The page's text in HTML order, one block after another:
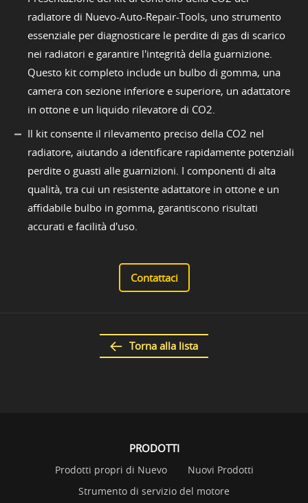
radiatore di Nuevo-Auto-Repair-Tools, uno strumento
essenziale per diagnosticare le perdite di gas di scarico
nei radiatori e garantire l'integrità della guarnizione.
Questo kit completo include un bulbo di gomma, una
camera con sezione inferiore e superiore, un adattatore
in ottone e un liquido rilevatore di CO2.
Il kit consente il rilevamento preciso della CO2 nel
radiatore, aiutando a identificare rapidamente potenziali
perdite o guasti alle guarnizioni. I componenti di alta
qualità, tra cui un resistente adattatore in ottone e un
affidabile bulbo in gomma, garantiscono risultati
accurati e facilità d'uso.
Contattaci
Torna alla lista
PRODOTTI
Prodotti propri di Nuevo
Nuovi Prodotti
Strumento di servizio del motore